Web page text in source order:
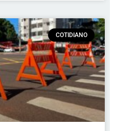
COTIDIANO